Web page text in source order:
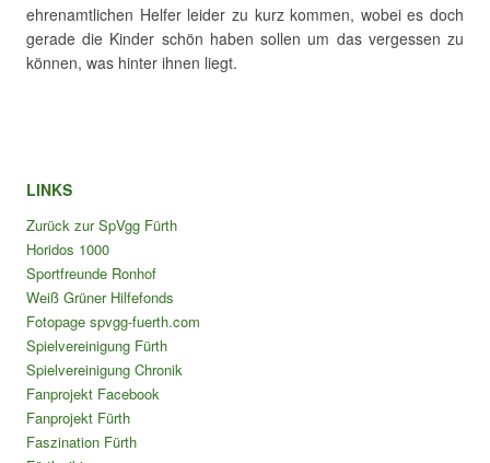
ehrenamtlichen Helfer leider zu kurz kommen, wobei es doch
gerade die Kinder schön haben sollen um das vergessen zu
können, was hinter ihnen liegt.
LINKS
Zurück zur SpVgg Fürth
Horidos 1000
Sportfreunde Ronhof
Weiß Grüner Hilfefonds
Fotopage spvgg-fuerth.com
Spielvereinigung Fürth
Spielvereinigung Chronik
Fanprojekt Facebook
Fanprojekt Fürth
Faszination Fürth